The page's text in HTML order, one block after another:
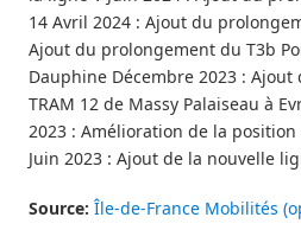
14 Avril 2024 : Ajout du
Ajout du prolongement du T3b
Dauphine Décembre 2023 :
TRAM 12 de Massy Palaiseau à
2023 : Amélioration de la
Juin 2023 : Ajout de la nouvelle
Source: Île-de-France Mobilités